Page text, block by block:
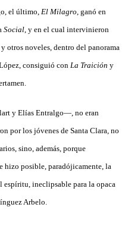
el último, El Milagro , ganó en
Social , y en el cual intervinieron
otros noveles, dentro del panorama
consiguió con La Traición y
y Elías Entralgo—, no eran
por los jóvenes de Santa Clara, no
sino, además, porque
hizo posible, paradójicamente, la
espíritu, ineclipsable para la opaca
Arbelo.